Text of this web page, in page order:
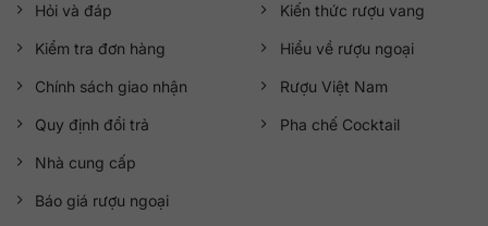
Hỏi và đáp
Kiểm tra đơn hàng
Chính sách giao nhận
Quy định đổi trả
Nhà cung cấp
Báo giá rượu ngoại
Kiến thức rượu vang
Hiểu về rượu ngoại
Rượu Việt Nam
Pha chế Cocktail